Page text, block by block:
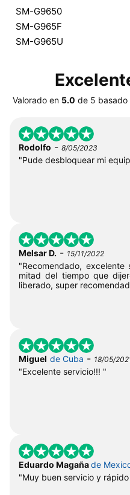
SM-G9650
SM-G965F
SM-G965U
Valorado en 5.0 de 5 basado
Rodolfo - 8/05/2023
"Pude desbloquear mi
Melsar D. - 15/11/2022
"Recomendado,
mitad del tiempo que
liberado, super
Miguel de Cuba - 18/05/
"Excelente servicio!!! "
Eduardo Magañade
"Muy buen servicio y